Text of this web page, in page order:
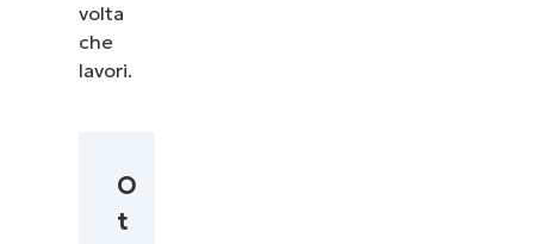
volta
che
lavori.
O
t